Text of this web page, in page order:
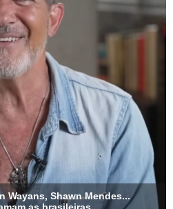
Wayans, Shawn Mendes...
as brasileiras